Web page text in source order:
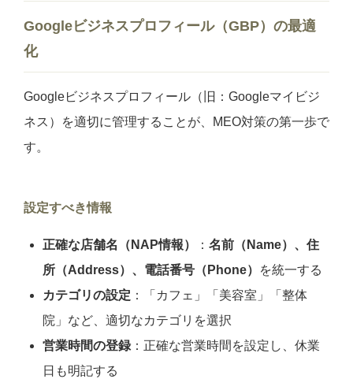
Googleビジネスプロフィール（GBP）の最適
化
Googleビジネスプロフィール（旧：Googleマイビジ
ネス）を適切に管理することが、MEO対策の第一歩で
す。
設定すべき情報
正確な店舗名（NAP情報） ： 名前（Name）、住
所（Address）、電話番号（Phone）
を統一する
カテゴリの設定 ：「カフェ」「美容室」「整体
院」など、適切なカテゴリを選択
営業時間の登録 ：正確な営業時間を設定し、休業
日も明記する